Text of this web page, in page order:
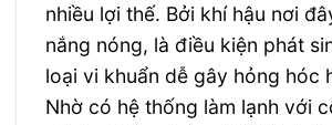
nhiều lợi thế. Bởi khí hậu nơi
nắng nóng, là điều kiện phát
loại vi khuẩn dễ gây hỏng hóc
Nhờ có hệ thống làm lạnh với